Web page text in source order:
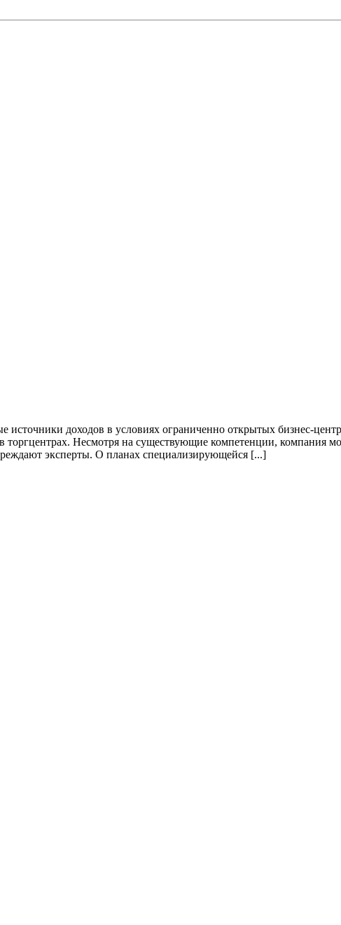
доходов в условиях ограниченно открытых бизнес-
торгцентрах. Несмотря на существующие компетенции, компания
эксперты. О планах специализирующейся [...]